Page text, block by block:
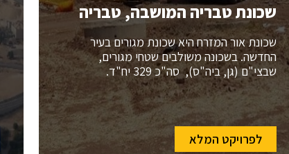
שכונת טבריה המושבה, טבריה
שכונת אור המזרח היא שכונת מגורים בעיר
החדשה. בשכונה משולבים שטחי מגורים,
שבצי"ם (גן, ביה"ס), סה"כ 329 יח"ד.
לפרויקט המלא